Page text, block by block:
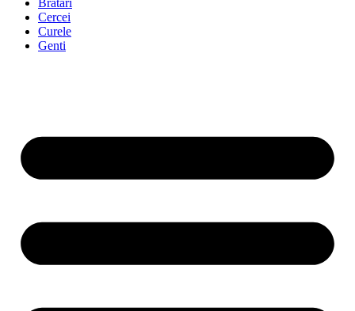
Cercei
Curele
Genti